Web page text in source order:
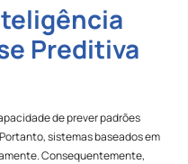
Preditiva
de prever padrões
sistemas baseados em
Consequentemente,